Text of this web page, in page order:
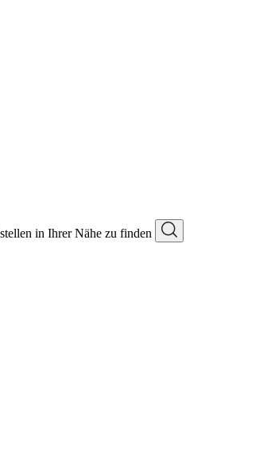
in Ihrer Nähe zu finden